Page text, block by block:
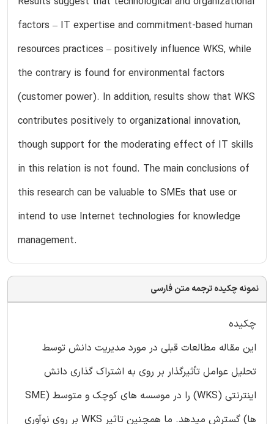
factors – IT expertise and commitment-based human
resources practices – positively influence WKS, while
the contrary is found for environmental factors
(customer power). In addition, results show that WKS
contributes positively to organizational innovation,
though support for the moderating effect of IT skills
in this relation is not found. The main conclusions of
this research can be valuable to SMEs that use or
intend to use Internet technologies for knowledge
management.
نمونه چکیده ترجمه متن فارسی
چکیده
این مقاله مطالعات قبلی در مورد مدیریت دانش توسط
تحلیل عوامل تأثیرگذار بر روی به اشتراک گذاری دانش
اینترنتی (WKS) را در موسسه های کوچک و متوسط (SME
ها) گسترش میدهد. ما همچنین تاثیر WKS بر روی نوآوری